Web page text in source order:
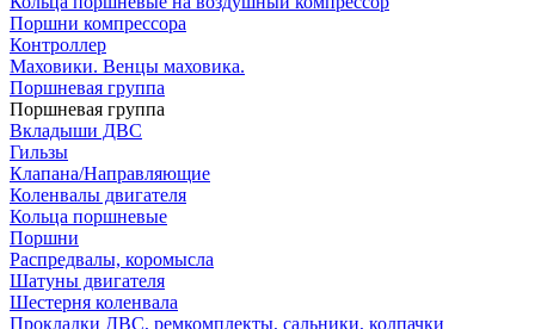
Поршни компрессора
Контроллер
Маховики. Венцы маховика.
Поршневая группа
Поршневая группа
Вкладыши ДВС
Гильзы
Клапана/Направляющие
Коленвалы двигателя
Кольца поршневые
Поршни
Распредвалы, коромысла
Шатуны двигателя
Шестерня коленвала
Прокладки ДВС, ремкомплекты, сальники, колпачки